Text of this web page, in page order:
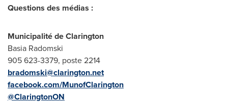
Questions des médias :
Municipalité deClarington
Basia Radomski
905 623-3379, poste 2214
bradomski@clarington.net
facebook.com/MunofClarington
@ClaringtonON